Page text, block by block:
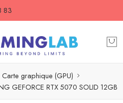
83
Carte graphique (GPU)
GEFORCE RTX 5070 SOLID 12GB